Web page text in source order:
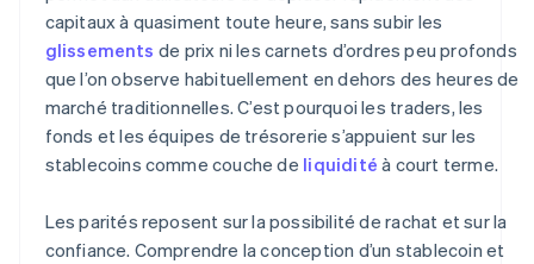
capitaux à quasiment toute heure, sans subir les
glissements de prix ni les carnets d’ordres peu profonds
que l’on observe habituellement en dehors des heures de
marché traditionnelles. C’est pourquoi les traders, les
fonds et les équipes de trésorerie s’appuient sur les
stablecoins comme couche de liquidité à court terme.
Les parités reposent sur la possibilité de rachat et sur la
confiance. Comprendre la conception d’un stablecoin et